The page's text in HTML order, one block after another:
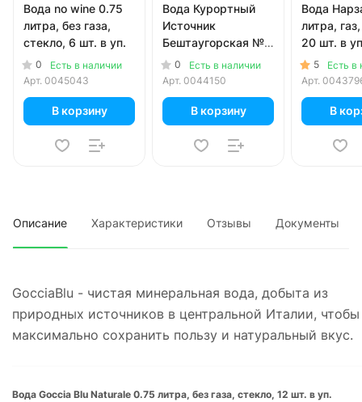
Вода no wine 0.75
литра, без газа,
стекло, 6 шт. в уп.
0
Есть в наличии
Арт. 0045043
В корзину
Вода Курортный
Источник
Бештаугорская №2
0.5 литра, газ,
стекло, 20 шт. в уп.
0
Есть в наличии
Арт. 0044150
В корзину
Вода
литра,
20 шт. в
5
Есть в
Арт.
В
Описание Характеристики Отзывы Документы
GocciaBlu - чистая минеральная вода, добыта из
природных источников в центральной Италии, чтобы
максимально сохранить пользу и натуральный вкус.
Вода Goccia Blu Naturale 0.75 литра, без газа, стекло, 12 шт. в уп.